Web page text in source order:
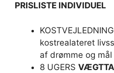
PRISLISTE INDIVIDUEL
kostrealateret
af drømme og
8 UGERS